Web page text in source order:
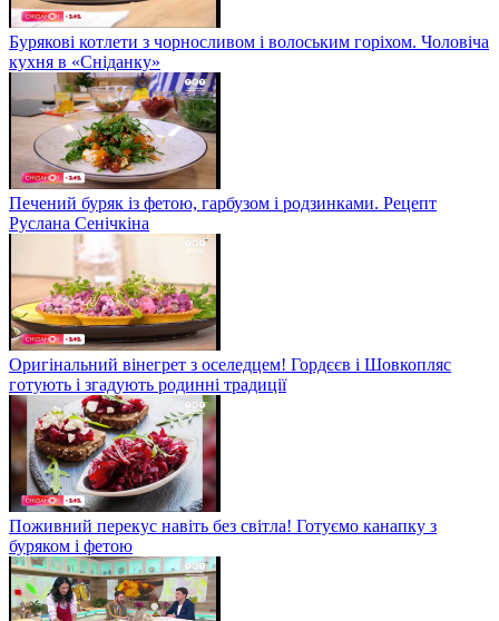
Бурякові котлети з чорносливом і волоським горіхом. Чоловіча
кухня в «Сніданку»
Печений буряк із фетою, гарбузом і родзинками. Рецепт
Руслана Сенічкіна
Оригінальний вінегрет з оселедцем! Гордєєв і Шовкопляс
готують і згадують родинні традиції
Поживний перекус навіть без світла! Готуємо канапку з
буряком і фетою